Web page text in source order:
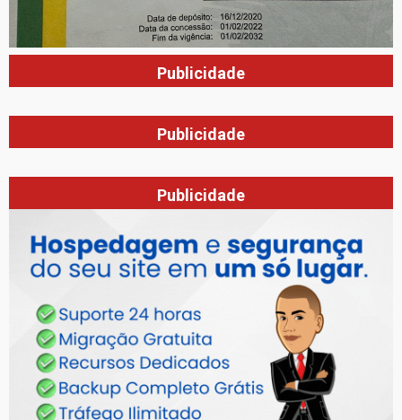
Publicidade
Publicidade
Publicidade